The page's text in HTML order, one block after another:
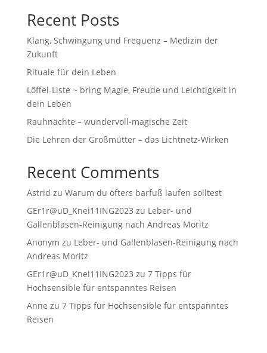
Recent Posts
Klang, Schwingung und Frequenz – Medizin der
Zukunft
Rituale für dein Leben
Löffel-Liste ~ bring Magie, Freude und Leichtigkeit in
dein Leben
Rauhnächte – wundervoll-magische Zeit
Die Lehren der Großmütter – das Lichtnetz-Wirken
Recent Comments
Astrid zu Warum du öfters barfuß laufen solltest
GEr1r@uD_Knei11ING2023 zu Leber- und
Gallenblasen-Reinigung nach Andreas Moritz
Anonym zu Leber- und Gallenblasen-Reinigung nach
Andreas Moritz
GEr1r@uD_Knei11ING2023 zu 7 Tipps für
Hochsensible für entspanntes Reisen
Anne zu 7 Tipps für Hochsensible für entspanntes
Reisen